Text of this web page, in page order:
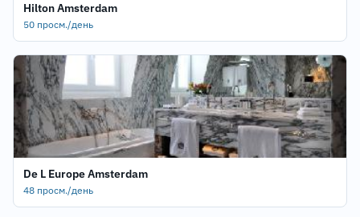
Hilton Amsterdam
50 просм./день
De L Europe Amsterdam
48 просм./день